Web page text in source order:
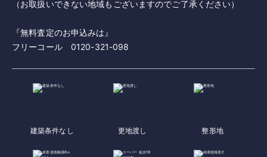
（お取扱いできない地域もございますのでご了承ください）
『無料査定のお申込みは』
フリーコール 0120-321-098
建築条件なし 更地渡し 整形地